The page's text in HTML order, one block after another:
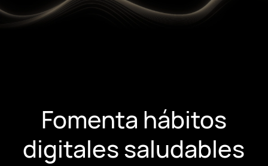
Fomenta hábitos
digitales saludables